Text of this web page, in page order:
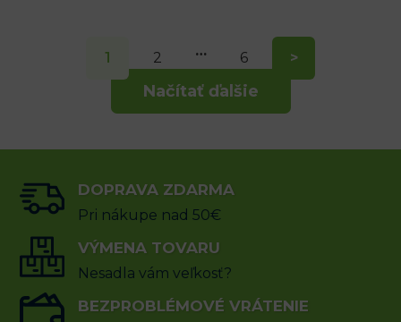
Načítať ďalšie
1 2 … 6 >
DOPRAVA ZDARMA
Pri nákupe nad 50€
VÝMENA TOVARU
Nesadla vám veľkosť?
BEZPROBLÉMOVÉ VRÁTENIE